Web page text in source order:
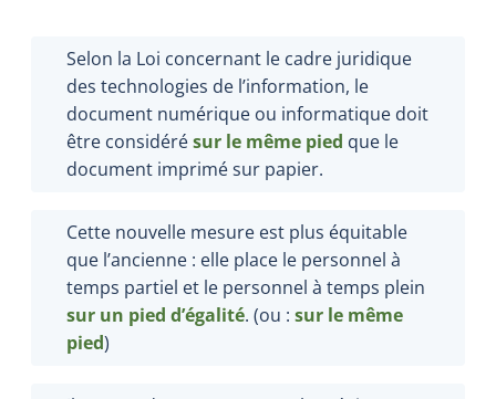
Selon la Loi concernant le cadre juridique
des technologies de l’information, le
document numérique ou informatique doit
être considérésur le même pied que le
document imprimé sur papier.
Cette nouvelle mesure est plus équitable
que l’ancienne : elle place le personnel à
temps partiel et le personnel à temps plein
sur un pied d’égalité. (ou : sur le même
pied)